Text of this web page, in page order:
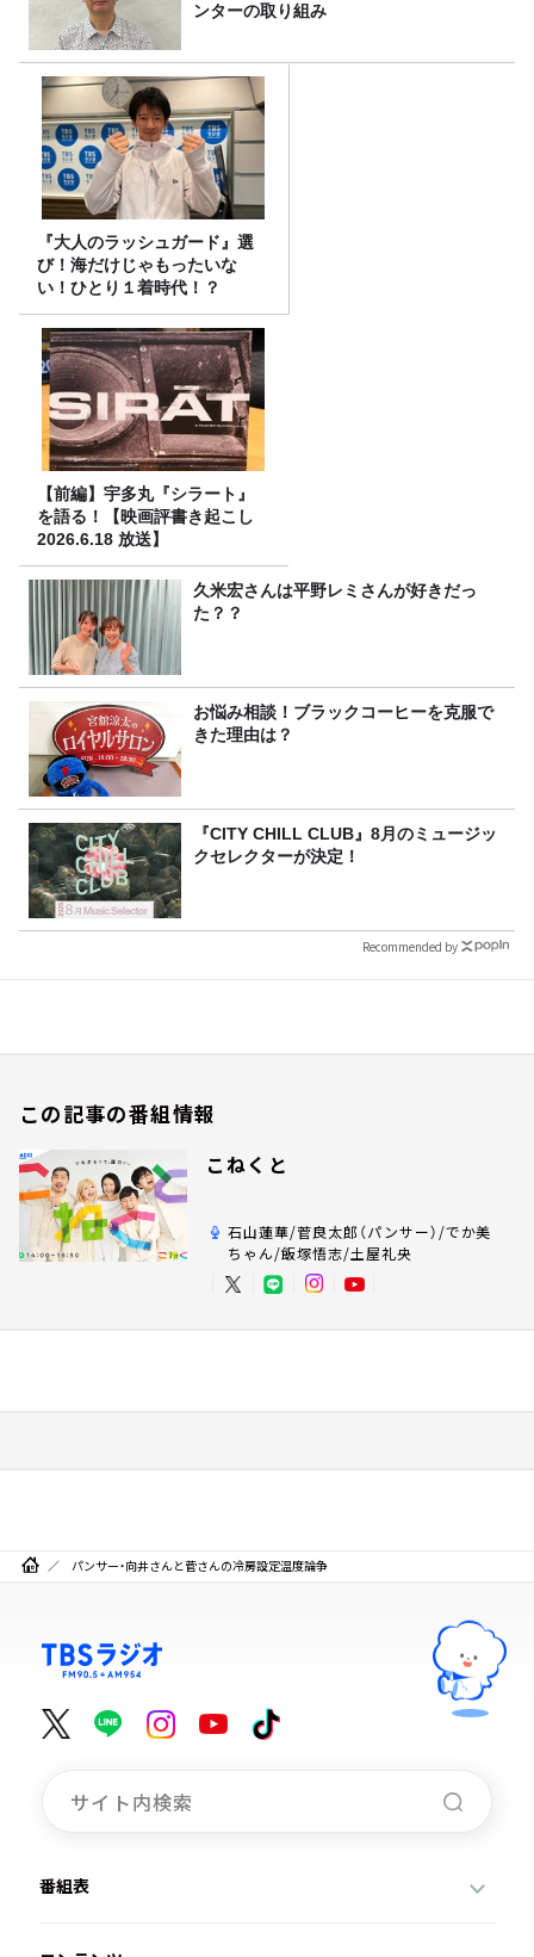
ンターの取り組み
『大人のラッシュガード』選
び！海だけじゃもったいな
い！ひとり１着時代！？
【前編】宇多丸『シラート』
を語る！【映画評書き起こし
2026.6.18 放送】
久米宏さんは平野レミさんが好きだっ
た？？
お悩み相談！ブラックコーヒーを克服で
きた理由は？
『CITY CHILL CLUB』8月のミュージッ
クセレクターが決定！
Recommended by
この記事の番組情報
こねくと
石山蓮華/菅良太郎（パンサー）/でか美
ちゃん/飯塚悟志/土屋礼央
パンサー・向井さんと菅さんの冷房設定温度論争
番組表